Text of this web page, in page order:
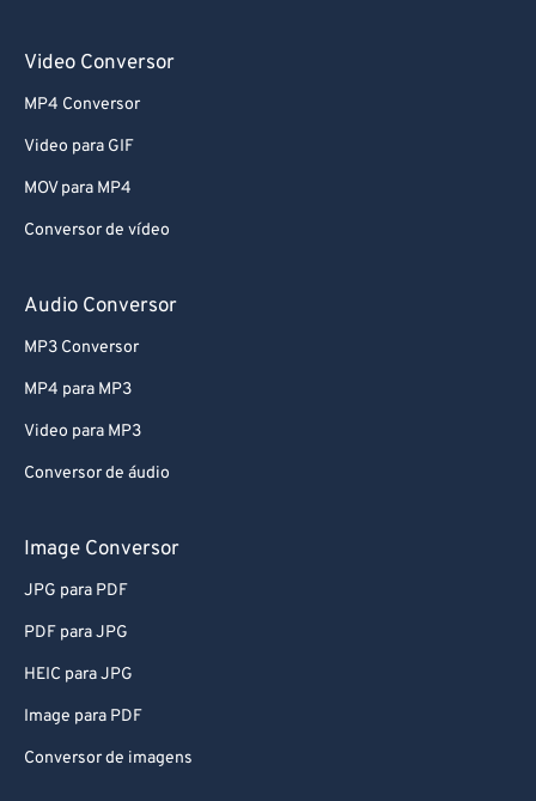
Video Conversor
MP4 Conversor
Video para GIF
MOV para MP4
Conversor de vídeo
Audio Conversor
MP3 Conversor
MP4 para MP3
Video para MP3
Conversor de áudio
Image Conversor
JPG para PDF
PDF para JPG
HEIC para JPG
Image para PDF
Conversor de imagens